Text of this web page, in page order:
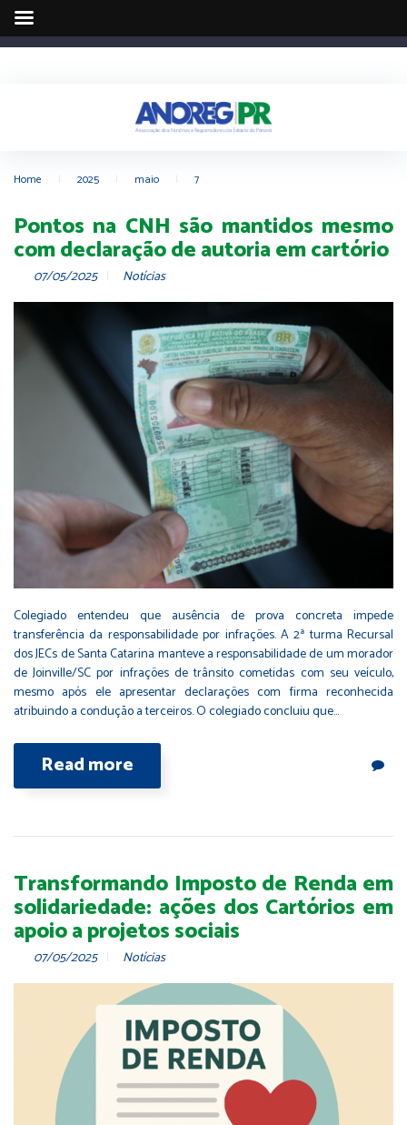
Home 2025 maio 7
Pontos na CNH são mantidos mesmo
com declaração de autoria em cartório
07/05/2025 Notícias
Colegiado entendeu que ausência de prova concreta impede
transferência da responsabilidade por infrações. A 2ª turma Recursal
dos JECs de Santa Catarina manteve a responsabilidade de um morador
de Joinville/SC por infrações de trânsito cometidas com seu veículo,
mesmo após ele apresentar declarações com firma reconhecida
atribuindo a condução a terceiros. O colegiado concluiu que…
Read more
Transformando Imposto de Renda em
solidariedade: ações dos Cartórios em
apoio a projetos sociais
07/05/2025 Notícias